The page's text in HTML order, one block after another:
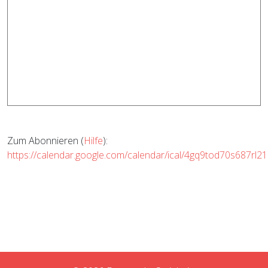
Zum Abonnieren (Hilfe):
https://calendar.google.com/calendar/ical/